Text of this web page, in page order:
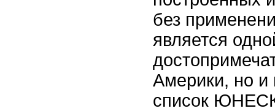
без
является
Америки, но и
список